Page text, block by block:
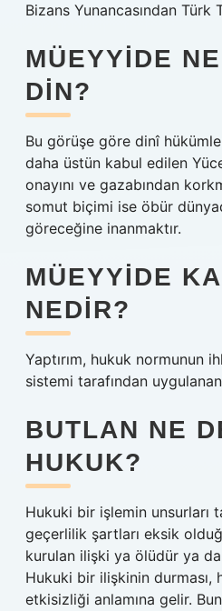
Bizans Yunancasından Türk
MÜEYYIDE
DIN?
Bu görüşe göre dinî
daha üstün kabul edilen Yüce
onayını ve gazabından
somut biçimi ise öbür
göreceğine inanmaktır.
MÜEYYIDE
NEDIR?
Yaptırım, hukuk normunun
sistemi tarafından
BUTLAN NE
HUKUK?
Hukuki bir işlemin unsurları
geçerlilik şartları eksik
kurulan ilişki ya ölüdür ya
Hukuki bir ilişkinin durması,
etkisizliği anlamına gelir.